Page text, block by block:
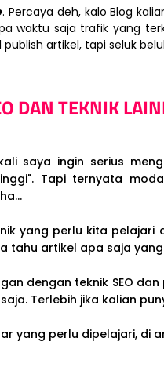
. Percaya deh, kalo Blog
waktu saja trafik yang
publish artikel, tapi seluk
DAN TEKNIK
saya ingin serius
Tapi ternyata
yang perlu kita pelajari
tahu artikel apa saja
dengan teknik SEO
Terlebih jika kalian
yang perlu dipelajari, di